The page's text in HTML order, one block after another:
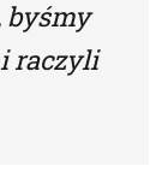
byśmy
raczyli